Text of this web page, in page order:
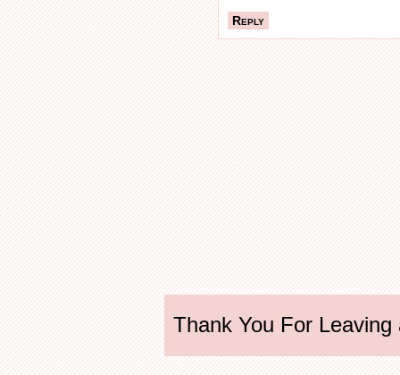
Reply
Thank You For